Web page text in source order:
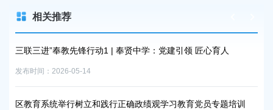
相关推荐
三联三进”奉教先锋行动1 | 奉贤中学：党建引领 匠心育人
发布时间：2026-05-14
区教育系统举行树立和践行正确政绩观学习教育党员专题培训